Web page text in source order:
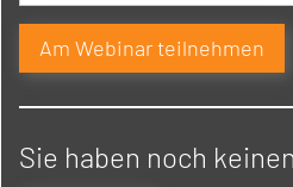
Sie haben noch